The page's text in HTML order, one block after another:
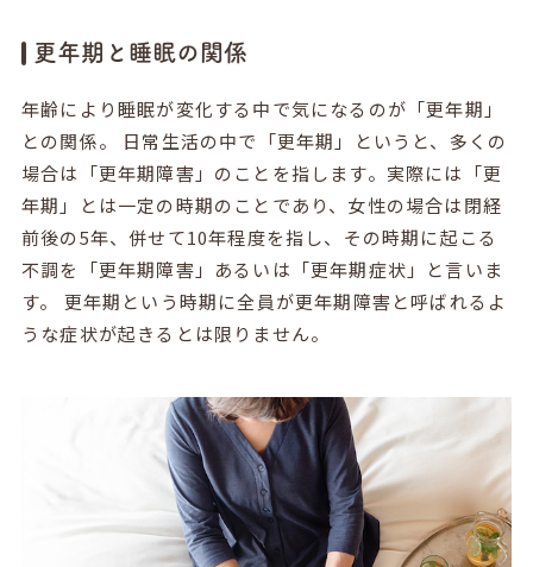
更年期と睡眠の関係
年齢により睡眠が変化する中で気になるのが「更年期」
との関係。 日常生活の中で「更年期」というと、多くの
場合は「更年期障害」のことを指します。実際には「更
年期」とは一定の時期のことであり、女性の場合は閉経
前後の5年、併せて10年程度を指し、その時期に起こる
不調を「更年期障害」あるいは「更年期症状」と言いま
す。 更年期という時期に全員が更年期障害と呼ばれるよ
うな症状が起きるとは限りません。